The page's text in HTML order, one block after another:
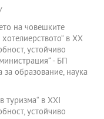
на човешките
в XX
устойчиво
- БП
за образование, наука
туризма“ в XXI
устойчиво